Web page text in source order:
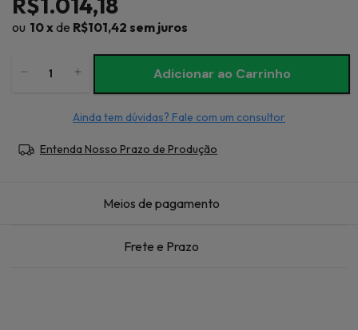
10x de R$101,42 sem juros
Ainda tem dúvidas? Fale com um consultor
Entenda Nosso Prazo de Produção
Meios de pagamento
Frete e Prazo